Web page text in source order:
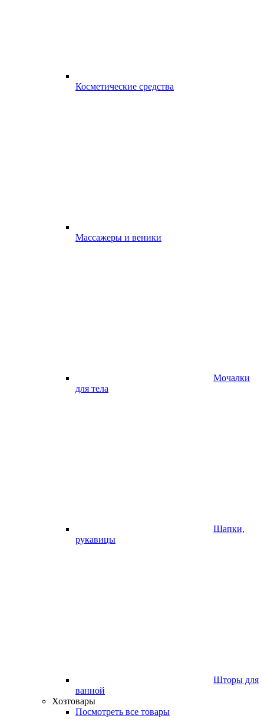
Косметические средства
Массажеры и веники
Мочалки
для тела
Шапки,
рукавицы
Шторы для
ванной
Хозтовары
Посмотреть все товары